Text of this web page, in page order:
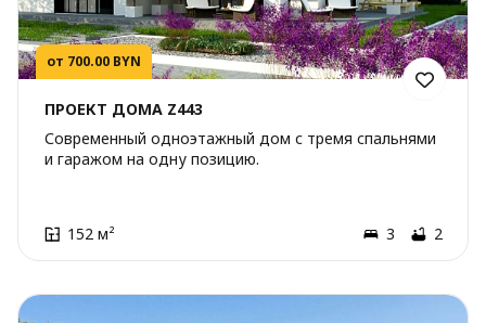
от 700.00 BYN
ПРОЕКТ ДОМА Z443
Современный одноэтажный дом с тремя спальнями
и гаражом на одну позицию.
152 м² 3 2